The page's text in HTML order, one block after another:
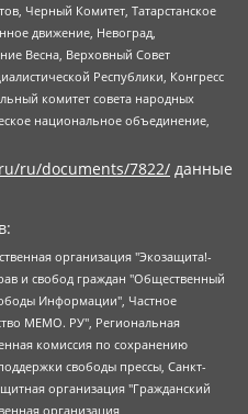
Черный Комитет, Татарстанское
движение, Невоград,
Весна, Верховный Совет
Республики, Конгресс
комитет совета народных
национальное объединение,
ru/documents/7822/ данные
Юрьевна, Вольтская Татьяна Анатольевна, Американская компания "Mason G.E.S. Anonymous Foundation" (США), являющаяся владельцем интернет-издания https://mnews.world/, Компания "Stichting Bellingcat", зарегистрированная в Нидерландах (дата регистрации 11.07.2018), Захаров Андрей Вячеславович, Клепиковская Екатерина Дмитриевна, Общество с ограниченной ответственностью "МЕМО", Перл Роман Александрович, Симонов Евгений Алексеевич, Соловьева Елена Анатольевна, Сотников Даниил Владимирович, Сурначева Елизавета Дмитриевна, Автономная некоммерческая организация по защите прав человека и информированию населения "Якутия – Наше Мнение", Общество с ограниченной ответственностью "Москоу диджитал медиа", с 26.01.2023 Общество с ограниченной ответственностью "Чайка Белые сады", Ветошкина Валерия Валерьевна, Заговора Максим Александрович, Межрегиональное общественное движение "Российская ЛГБТ - сеть", Оленичев Максим Владимирович, Павлов Иван Юрьевич, Скворцова Елена Сергеевна, Общество с ограниченной ответственностью "Как бы инагент", Кочетков Игорь Викторович, Общество с ограниченной ответственностью "Честные выборы", Еланчик Олег Александрович, Общество с ограниченной ответственностью "Нобелевский призыв", Гималова Регина Эмилевна, Григорьев Андрей Валерьевич, Григорьева Алина Александровна, Ассоциация по содействию защите прав призывников, альтернативнослужащих и военнослужащих "Правозащитная группа "Гражданин.Армия.Право", Хисамова Регина Фаритовна, Автономная некоммерческая организация по реализации социально-правовых программ "Лилит", Дальневосточное общественное движение "Маяк", Санкт-Петербургская ЛГБТ-инициативная группа "Выход", Инициативная группа ЛГБТ+ "Реверс", Алексеев Андрей Викторович, Бекбулатова Таисия Львовна, Беляев Иван Михайлович, Владыкина Елена Сергеевна, Гельман Марат Александрович, Никульшина Вероника Юрьевна, Толоконникова Надежда Андреевна, Шендерович Виктор Анатольевич, Общество с ограниченной ответственностью "Данное сообщение", Общество с ограниченной ответственностью Издательский дом "Новая глава", Айнбиндер Александра Александровна, Московский комьюнити-центр для ЛГБТ+инициатив, Благотворительный фонд развития филантропии, Deutsche Welle (Германия, Kurt-Schumacher-Strasse 3, 53113 Bonn), Борзунова Мария Михайловна, Воробьев Виктор Викторович, Голубева Анна Львовна, Константинова Алла Михайловна, Малкова Ирина Владимировна, Мурадов Мурад Абдулгалимович, Осетинская Елизавета Николаевна, Понасенков Евгений Николаевич, Ганапольский Матвей Юрьевич, Киселев Евгений Алексеевич, Борухович Ирина Григорьевна, Дремин Иван Тимофеевич, Дубровский Дмитрий Викторович, Красноярская региональная общественная организация поддержки и развития альтернативных образовательных технологий и межкультурных коммуникаций "ИНТЕРРА", Маяковская Екатерина Алексеевна, Фейгин Марк Захарович, Филимонов Андрей Викторович, Дзугкоева Регина Николаевна, Доброхотов Роман Александрович, Дудь Юрий Александрович, Елкин Сергей Владимирович, Кругликов Кирилл Игоревич, Сабунаева Мария Леонидовна, Семенов Алексей Владимирович, Шаинян Карен Багратович, Шульман Екатерина Михайловна, Асафьев Артур Валерьевич, Вахштайн Виктор Семенович, Венедиктов Алексей Алексеевич, Лушникова Екатерина Евгеньевна, Волков Леонид Михайлович, Невзоров Александр Глебович, Пархоменко Сергей Борисович, Сироткин Ярослав Николаевич, Кара-Мурза Владимир Владимирович, Баранова Наталья Владимировна, Гозман Леонид Яковлевич, Кагарлицкий Борис Юльевич, Климарев Михаил Валерьевич, Милов Владимир Станиславович, Автономная некоммерческая организация Краснодарский центр современного искусства "Типография", Моргенштерн Алишер Тагирович, Соболь Любовь Эдуардовна, Общество с ограниченной ответственностью "ЛИЗА НОРМ", Каспаров Гарри Кимович, Ходорковский Михаил Борисович, Общество с ограниченной ответственностью "Апрельские тезисы", Данилович Ирина Брониславовна, Кашин Олег Владимирович, Петров Николай Владимирович, Пивоваров Алексей Владимирович, Соколов Михаил Владимирович, Цветкова Юлия Владимировна, Чичваркин Евгений Александрович, Комитет против пыток/Команда против пыток, Общество с ограниченной ответственностью "Первый научный", Общество с ограниченной ответственностью "Вертолет и ко", Белоцерковская Вероника Борисовна, Кац Максим Евгеньевич, Лазарева Татьяна Юрьевна, Шаведдинов Руслан Табризович, Яшин Илья Валерьевич, Общество с ограниченной ответственностью "Иноагент ААВ", Алешковский Дмитрий Петрович, Альбац Евгения Марковна, Быков Дмитрий Львович, Галямина Юлия Евгеньевна, Лойко Сергей Леонидович, Мартынов Кирилл Константинович, Медведев Сергей Александрович, Крашенинников Федор Геннадиевич, Гордеева Катерина Вл